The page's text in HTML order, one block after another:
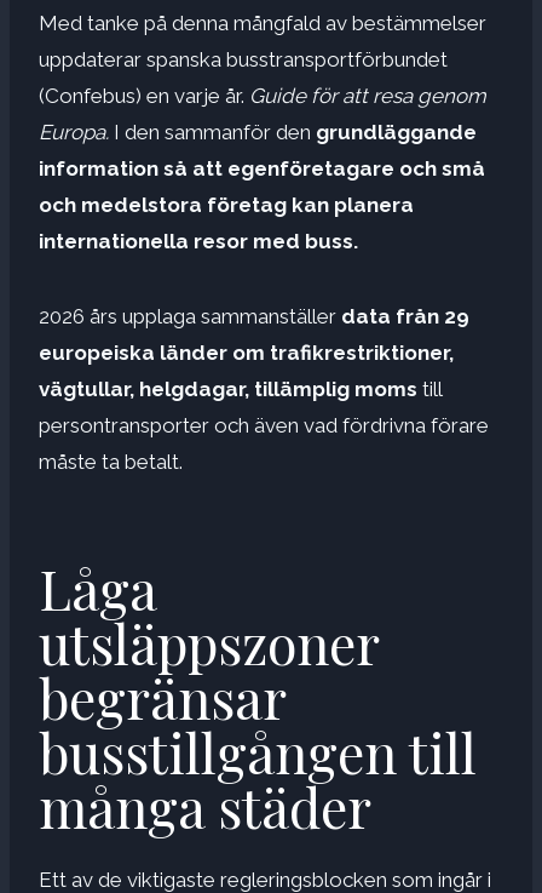
Med tanke på denna mångfald av bestämmelser
uppdaterar spanska busstransportförbundet
(Confebus) en varje år. Guide för att resa genom
Europa. I den sammanför den grundläggande
information så att egenföretagare och små
och medelstora företag kan planera
internationella resor med buss.
2026 års upplaga sammanställer data från 29
europeiska länder om trafikrestriktioner,
vägtullar, helgdagar, tillämplig moms till
persontransporter och även vad fördrivna förare
måste ta betalt.
Låga
utsläppszoner
begränsar
busstillgången till
många städer
Ett av de viktigaste regleringsblocken som ingår i